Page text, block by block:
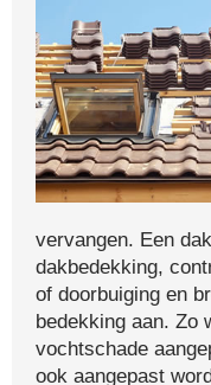
vervangen. Een
dakbedekking,
of doorbuiging en
bedekking aan. Zo
vochtschade
ook aangepast